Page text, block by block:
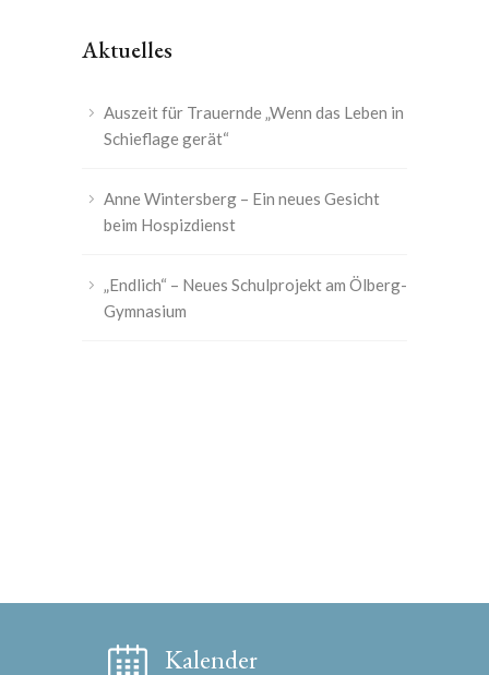
Aktuelles
Auszeit für Trauernde „Wenn das Leben in
Schieflage gerät“
Anne Wintersberg – Ein neues Gesicht
beim Hospizdienst
„Endlich“ – Neues Schulprojekt am Ölberg-
Gymnasium
Kalender